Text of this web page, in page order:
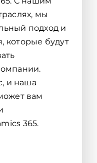
мы
подход и
которые будут
и наша
вам
365.